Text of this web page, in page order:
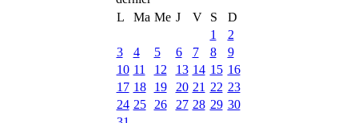
L
Ma Me J V S
D
1
2
3
4 5 6 7 8
9
10 11 12 13 14 15 16
17 18 19 20 21 22 23
24 25 26 27 28 29 30